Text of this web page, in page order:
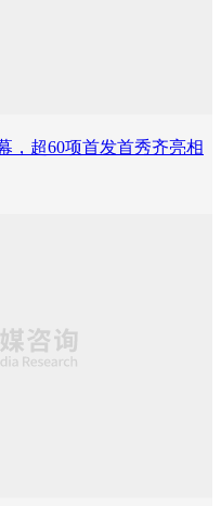
，超60项首发首秀齐亮相